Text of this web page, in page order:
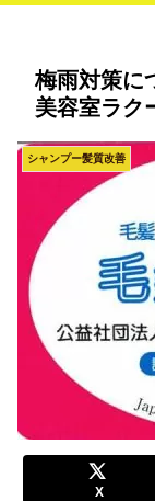
梅雨対策に
美容室ラク
シャンプー髪質改善
X